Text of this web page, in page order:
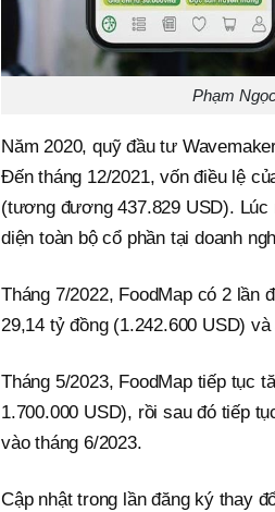
Phạm
Năm 2020, quỹ đầu tư
Đến tháng 12/2021, vốn điều lệ
(tương đương 437.829 USD).
diện toàn bộ cổ phần tại doanh
Tháng 7/2022, FoodMap có 2 lần
29,14 tỷ đồng (1.242.600 USD)
Tháng 5/2023, FoodMap tiếp tục
1.700.000 USD), rồi sau đó tiếp
vào tháng 6/2023.
Cập nhật trong lần đăng ký thay